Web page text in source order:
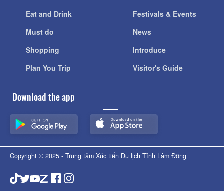
Plan You Trip
Download the app
Copyright © 2025 - Trung tâm Xúc tiến Du lịch Tỉnh Lâm Đồng